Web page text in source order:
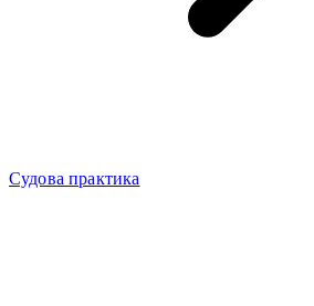
Судова практика